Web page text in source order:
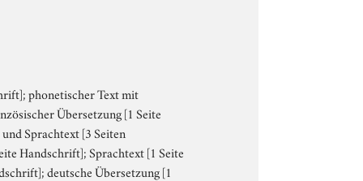
phonetischer Text mit
Übersetzung [1 Seite
Sprachtext [3 Seiten
Handschrift]; Sprachtext [1 Seite
deutsche Übersetzung [1